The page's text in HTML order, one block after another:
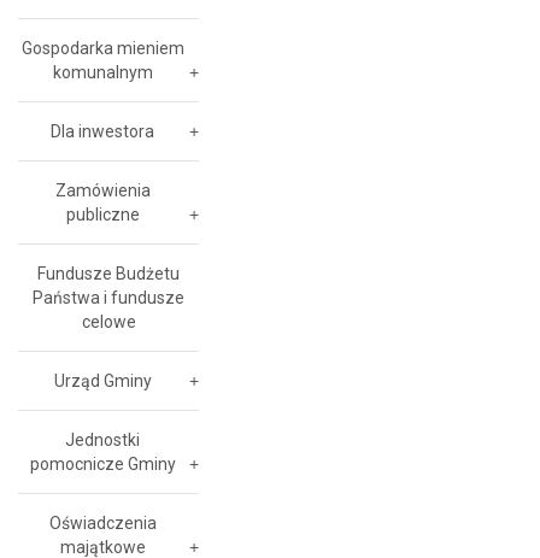
Gospodarka mieniem
komunalnym
Dla inwestora
Zamówienia
publiczne
Fundusze Budżetu
Państwa i fundusze
celowe
Urząd Gminy
Jednostki
pomocnicze Gminy
Oświadczenia
majątkowe